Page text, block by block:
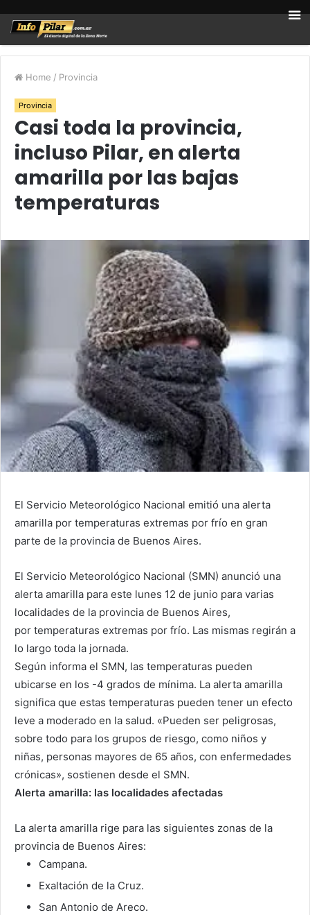
Home / Provincia
Provincia
Casi toda la provincia,
incluso Pilar, en alerta
amarilla por las bajas
temperaturas
El Servicio Meteorológico Nacional emitió una alerta
amarilla por temperaturas extremas por frío en gran
parte de la provincia de Buenos Aires.
El Servicio Meteorológico Nacional (SMN) anunció una
alerta amarilla para este lunes 12 de junio para varias
localidades de la provincia de Buenos Aires,
por temperaturas extremas por frío. Las mismas regirán a
lo largo toda la jornada.
Según informa el SMN, las temperaturas pueden
ubicarse en los -4 grados de mínima. La alerta amarilla
significa que estas temperaturas pueden tener un efecto
leve a moderado en la salud. «Pueden ser peligrosas,
sobre todo para los grupos de riesgo, como niños y
niñas, personas mayores de 65 años, con enfermedades
crónicas», sostienen desde el SMN.
Alerta amarilla: las localidades afectadas
La alerta amarilla rige para las siguientes zonas de la
provincia de Buenos Aires:
Campana.
Exaltación de la Cruz.
San Antonio de Areco.